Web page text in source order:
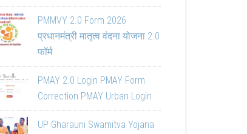
PMMVY 2.0 Form 2026
प्रधानमंत्री मातृत्व वंदना योजना 2.0
फॉर्म
PMAY 2.0 Login PMAY Form
Correction PMAY Urban Login
UP Gharauni Swamitva Yojana